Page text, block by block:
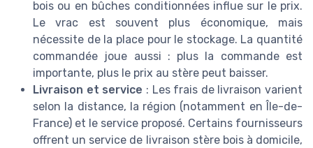
bois ou en bûches conditionnées influe sur le prix.
Le vrac est souvent plus économique, mais
nécessite de la place pour le stockage. La quantité
commandée joue aussi : plus la commande est
importante, plus le prix au stère peut baisser.
Livraison et service : Les frais de livraison varient
selon la distance, la région (notamment en Île-de-
France) et le service proposé. Certains fournisseurs
offrent un service de livraison stère bois à domicile,